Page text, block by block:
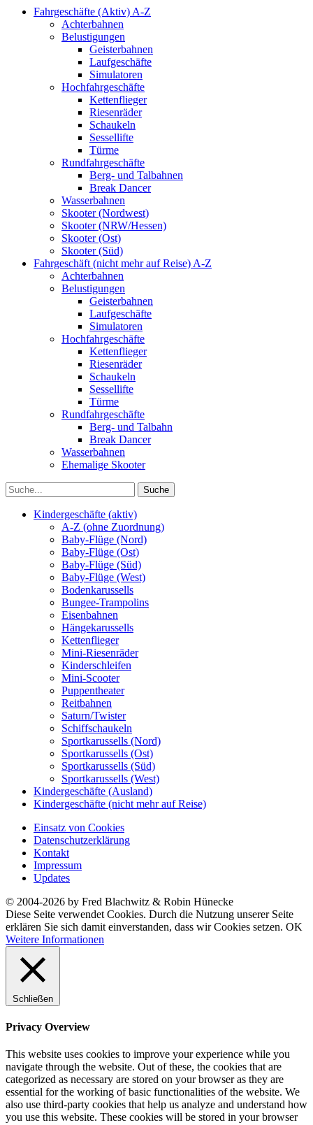
Fahrgeschäfte (Aktiv) A-Z
Achterbahnen
Belustigungen
Geisterbahnen
Laufgeschäfte
Simulatoren
Hochfahrgeschäfte
Kettenflieger
Riesenräder
Schaukeln
Sessellifte
Türme
Rundfahrgeschäfte
Berg- und Talbahnen
Break Dancer
Wasserbahnen
Skooter (Nordwest)
Skooter (NRW/Hessen)
Skooter (Ost)
Skooter (Süd)
Fahrgeschäft (nicht mehr auf Reise) A-Z
Achterbahnen
Belustigungen
Geisterbahnen
Laufgeschäfte
Simulatoren
Hochfahrgeschäfte
Kettenflieger
Riesenräder
Schaukeln
Sessellifte
Türme
Rundfahrgeschäfte
Berg- und Talbahn
Break Dancer
Wasserbahnen
Ehemalige Skooter
Kindergeschäfte (aktiv)
A-Z (ohne Zuordnung)
Baby-Flüge (Nord)
Baby-Flüge (Ost)
Baby-Flüge (Süd)
Baby-Flüge (West)
Bodenkarussells
Bungee-Trampolins
Eisenbahnen
Hängekarussells
Kettenflieger
Mini-Riesenräder
Kinderschleifen
Mini-Scooter
Puppentheater
Reitbahnen
Saturn/Twister
Schiffschaukeln
Sportkarussells (Nord)
Sportkarussells (Ost)
Sportkarussells (Süd)
Sportkarussells (West)
Kindergeschäfte (Ausland)
Kindergeschäfte (nicht mehr auf Reise)
Einsatz von Cookies
Datenschutzerklärung
Kontakt
Impressum
Updates
© 2004-2026 by Fred Blachwitz & Robin Hünecke
Diese Seite verwendet Cookies. Durch die Nutzung unserer Seite
erklären Sie sich damit einverstanden, dass wir Cookies setzen. OK
Weitere Informationen
Schließen
Privacy Overview
This website uses cookies to improve your experience while you
navigate through the website. Out of these, the cookies that are
categorized as necessary are stored on your browser as they are
essential for the working of basic functionalities of the website. We
also use third-party cookies that help us analyze and understand how
you use this website. These cookies will be stored in your browser